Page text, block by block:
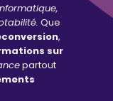
Que
,
sur
partout